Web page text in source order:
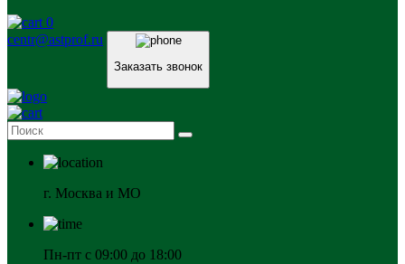
0
centr@astprof.ru
Заказать звонок
г. Москва и МО
Пн-пт с 09:00 до 18:00